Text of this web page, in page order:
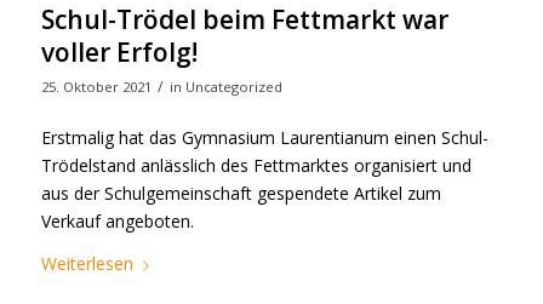
Schul-Trödel beim Fettmarkt war
voller Erfolg!
25. Oktober 2021 / in Uncategorized
Erstmalig hat das Gymnasium Laurentianum einen Schul-
Trödelstand anlässlich des Fettmarktes organisiert und
aus der Schulgemeinschaft gespendete Artikel zum
Verkauf angeboten.
Weiterlesen